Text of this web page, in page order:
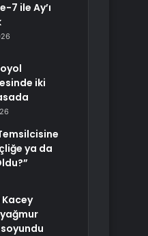
7 ile Ay’ı
iki
ya da
Kacey